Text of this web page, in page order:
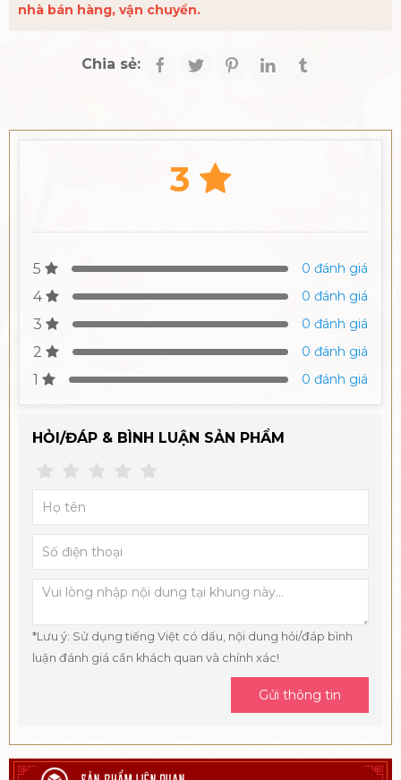
nhà bán hàng, vận chuyển.
Chia sẻ:
3
5 0 đánh giá
4 0 đánh giá
3 0 đánh giá
2 0 đánh giá
1 0 đánh giá
HỎI/ĐÁP & BÌNH LUẬN SẢN PHẨM
*Lưu ý: Sử dụng tiếng Việt có dấu, nội dung hỏi/đáp bình
luận đánh giá cần khách quan và chính xác!
Gửi thông tin